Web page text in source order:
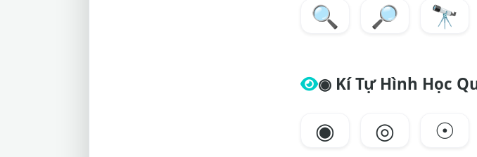
🔍
🔎 🔭
◉ Kí Tự Hình Học
◉ ◎ ☉